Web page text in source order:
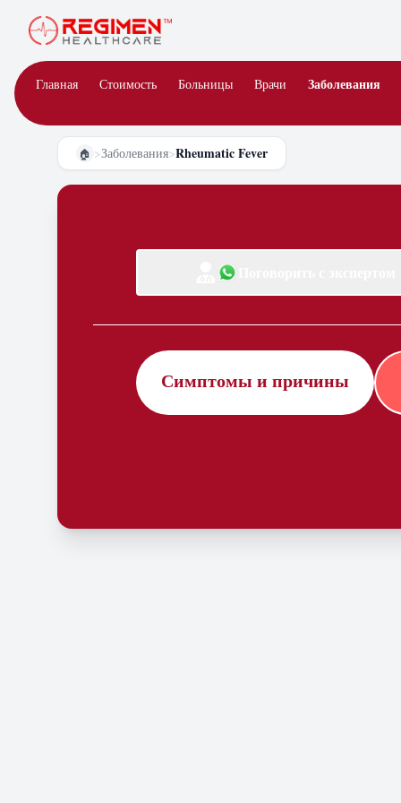
Главная Стоимость Больницы Врачи Заболевания
🏠 >Заболевания>Rheumatic Fever
Симптомы и причины